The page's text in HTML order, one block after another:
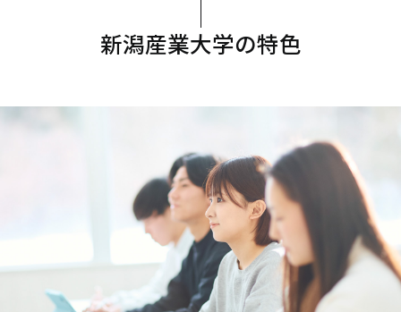
新潟産業大学の特色